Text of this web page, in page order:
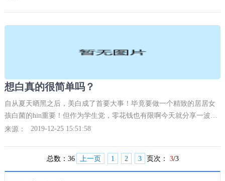
想白真的很简单吗？
自从夏天晒黑之后，美白成了首要大事！毕竟要做一个精致的居居女
孩白菌的hin重要！但作为学生党，零花钱也有限啊今天就分享一波我
自己爱用滴百元内平价美白好物
来源： 2019-12-25 15:51:58
总数： 36 上一页 1 2 3 页次： 3/3